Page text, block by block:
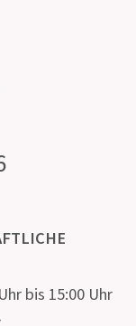
seine
zur